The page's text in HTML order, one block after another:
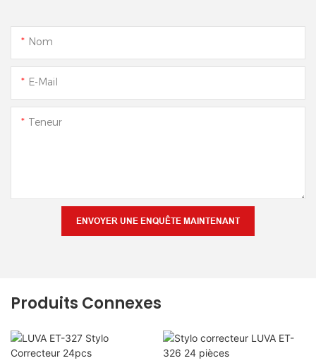
Nom
E-Mail
Teneur
ENVOYER UNE ENQUÊTE MAINTENANT
Produits Connexes